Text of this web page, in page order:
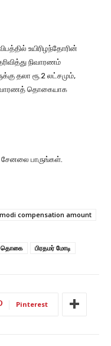
உயிரிழந்தோரின்
நிவாரணம்
தலா ரூ.2 லட்சமும்,
தொகையாக
சேனலை பாருங்கள்.
compensation amount
தொகை பிரதமர் மோடி
Pinterest